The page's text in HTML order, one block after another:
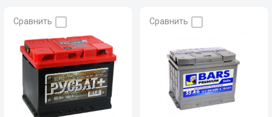
Сравнить Сравнить